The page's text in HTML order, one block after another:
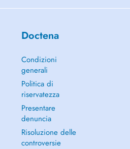
Doctena
Condizioni
generali
Politica di
riservatezza
Presentare
denuncia
Risoluzione delle
controversie